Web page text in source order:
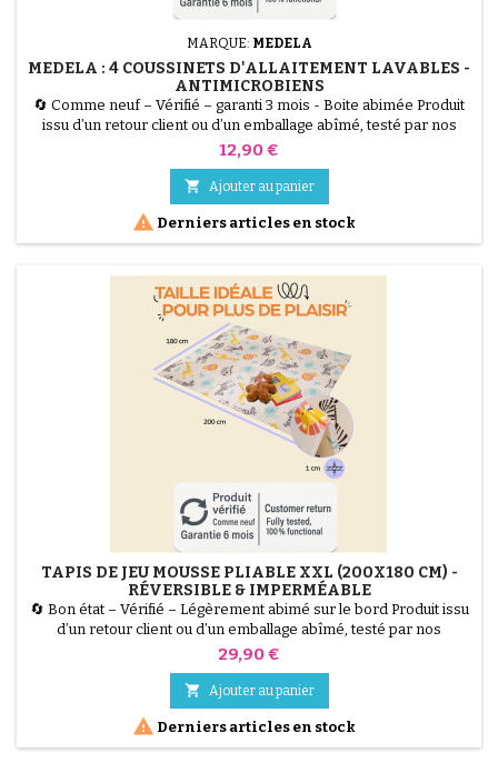
MARQUE: MEDELA
MEDELA : 4 COUSSINETS D'ALLAITEMENT LAVABLES -
ANTIMICROBIENS
🔄 Comme neuf – Vérifié – garanti 3 mois - Boite abimée Produit
issu d’un retour client ou d’un emballage abîmé, testé par nos
techniciens et 100 % fonctionnel. Les Coussinets d'Allaitement
hygiénique pour les fuites de lait. Fabriqués dans un matériau
antimicrobien spécial qui réduit les odeurs,...
Prix
12,90 €
 Ajouter au panier
 Derniers articles en stock
TAPIS DE JEU MOUSSE PLIABLE XXL (200X180 CM) -
RÉVERSIBLE & IMPERMÉABLE
🔄 Bon état – Vérifié – Légèrement abimé sur le bord Produit issu
d’un retour client ou d’un emballage abîmé, testé par nos
techniciens et 100 % fonctionnel. Offrez à votre enfant un espace
180 cm). Fabriqué en mousse XPE épaisse (1 cm) et isolante, il
amortit les chutes et protège du froid....
Prix
29,90 €
 Ajouter au panier
 Derniers articles en stock